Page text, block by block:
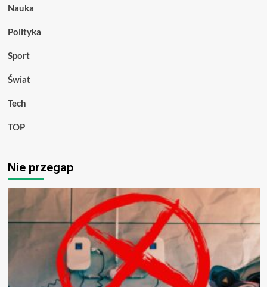
Nauka
Polityka
Sport
Świat
Tech
TOP
Nie przegap